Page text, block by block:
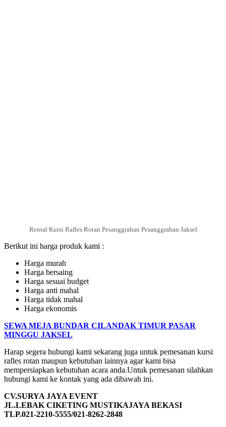
Rental Kursi Rafles Rotan Pesanggrahan Pesanggrahan Jaksel
Berikut ini harga produk kami :
Harga murah
Harga bersaing
Harga sesuai budget
Harga anti mahal
Harga tidak mahal
Harga ekonomis
SEWA MEJA BUNDAR CILANDAK TIMUR PASAR
MINGGU JAKSEL
Harap segera hubungi kami sekarang juga untuk pemesanan kursi
rafles rotan maupun kebutuhan lainnya agar kami bisa
mempersiapkan kebutuhan acara anda.Untuk pemesanan silahkan
hubungi kami ke kontak yang ada dibawah ini.
CV.SURYA JAYA EVENT
JL.LEBAK CIKETING MUSTIKAJAYA BEKASI
TLP.021-2210-5555/021-8262-2848